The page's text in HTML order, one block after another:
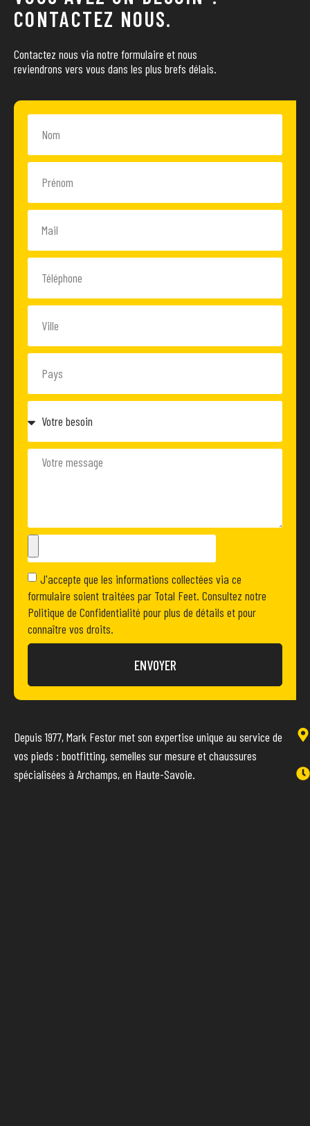
CONTACTEZ NOUS.
Contactez nous via notre formulaire et nous
reviendrons vers vous dans les plus brefs délais.
J'accepte que les informations collectées via ce
formulaire soient traitées par Total Feet. Consultez notre
Politique de Confidentialité pour plus de détails et pour
connaître vos droits.
ENVOYER
Depuis 1977, Mark Festor met son expertise unique au service de
vos pieds : bootfitting, semelles sur mesure et chaussures
spécialisées à Archamps, en Haute-Savoie.